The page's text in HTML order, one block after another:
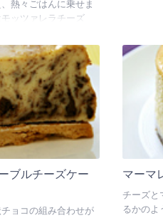
熱々ごはんに乗せま
ッツァレラチーズ
ブルチーズケー
ョコの組み合わせが
マーマ
チーズと
るかのよ